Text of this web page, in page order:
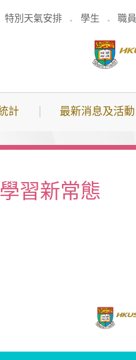
特別天氣安排 學生 職員
計 最新消息及活動
習新常態